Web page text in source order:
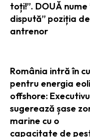
toți!”. DOUĂ nume
dispută” poziția de
antrenor
România intră în
pentru energia
offshore:
sugerează șase
marine cu o
capacitate de